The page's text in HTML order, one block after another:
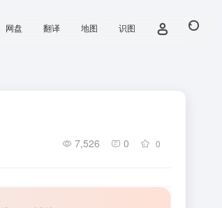
网盘 翻译 地图 识图
7,526 0 0